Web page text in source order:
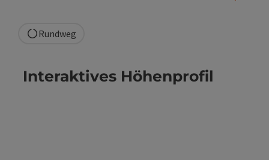
Rundweg
Interaktives Höhenprofil